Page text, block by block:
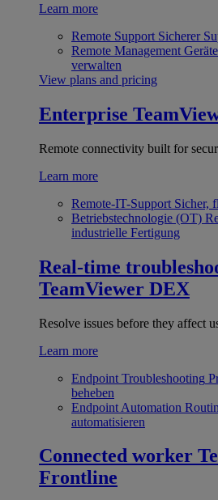
Learn more
Remote Support Sicherer
Remote Management
verwalten
View plans and pricing
Enterprise
Remote connectivity built for
Learn more
Remote-IT-Support Sicher,
Betriebstechnologie (OT)
industrielle Fertigung
Real-time
TeamViewer DEX
Resolve issues before they affect
Learn more
Endpoint Troubleshooting
beheben
Endpoint Automation
automatisieren
Connected worker
Frontline